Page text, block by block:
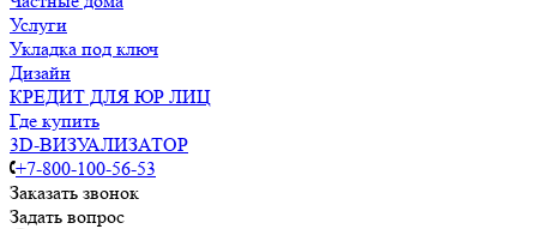
Услуги
Укладка под ключ
Дизайн
КРЕДИТ ДЛЯ ЮР ЛИЦ
Где купить
3D-ВИЗУАЛИЗАТОР
+7-800-100-56-53
Заказать звонок
Задать вопрос